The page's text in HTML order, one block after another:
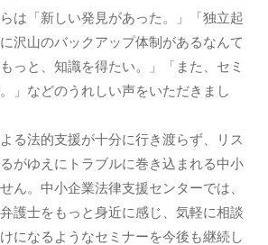
は「新しい発見があった。」「独立起
沢山のバックアップ体制があるなんて
っと、知識を得たい。」「また、セミ
」などのうれしい声をいただきまし
る法的支援が十分に行き渡らず、リス
がゆえにトラブルに巻き込まれる中小
ん。中小企業法律支援センターでは、
護士をもっと身近に感じ、気軽に相談
になるようなセミナーを今後も継続し